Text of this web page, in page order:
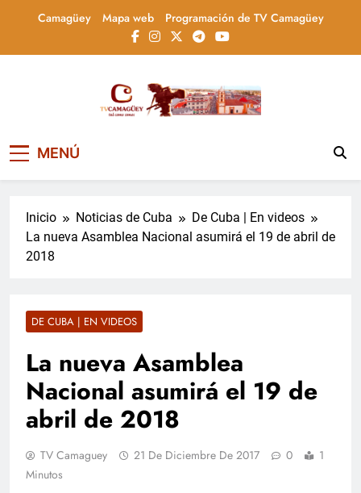
Camagüey Mapa web Programación de TV Camagüey
Televisión Camagüey,
Cuba
informa, educa y entretiene con contenidos
la actualidad nacional
MENÚ
Inicio Noticias de Cuba
De Cuba | En videos
La nueva Asamblea Nacional asumirá el 19 de abril de
2018
DE CUBA | EN VIDEOS
La nueva Asamblea
Nacional asumirá el 19 de
abril de 2018
TV Camaguey 21 De Diciembre De 2017 0
1
Minutos